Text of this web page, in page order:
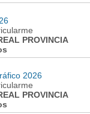
PROVINCIA
2026
PROVINCIA